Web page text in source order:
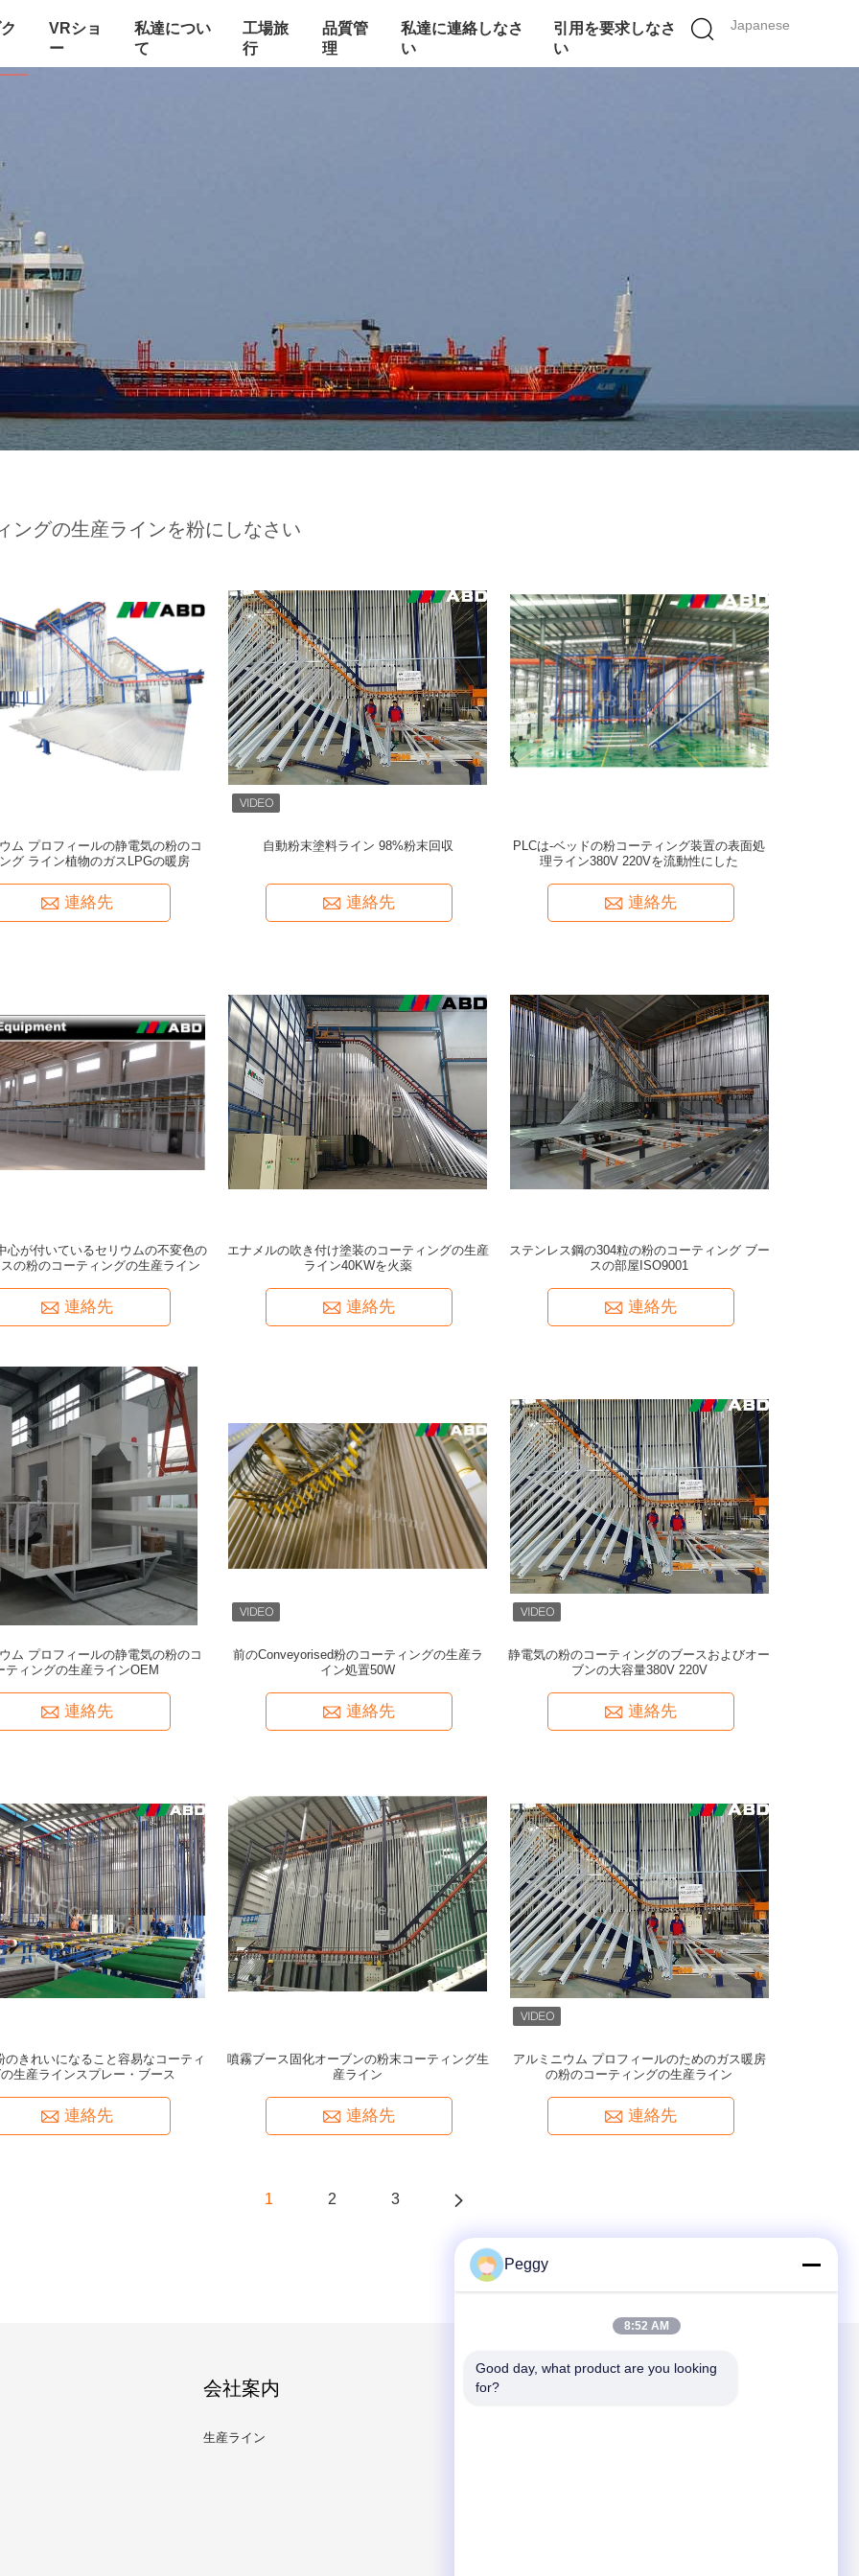
Japanese
VRショ
ー
私達につい
て
工場旅
行
品質管
理
私達に連絡しなさ
い
引用を要求しなさ
い
ングの生産ラインを粉にしなさい
ム プロフィールの静電気の粉のコ
グ ライン植物のガスLPGの暖房
連絡先
自動粉末塗料ライン 98%粉末回収
連絡先
PLCは-ベッドの粉コーティング装置の表面処
理ライン380V 220Vを流動性にした
連絡先
心が付いているセリウムの不変色の
の粉のコーティングの生産ライン
連絡先
エナメルの吹き付け塗装のコーティングの生産
ライン40KWを火薬
連絡先
ステンレス鋼の304粒の粉のコーティング ブー
スの部屋ISO9001
連絡先
ム プロフィールの静電気の粉のコ
ティングの生産ラインOEM
連絡先
前のConveyorised粉のコーティングの生産ラ
イン処置50W
連絡先
静電気の粉のコーティングのブースおよびオー
ブンの大容量380V 220V
連絡先
のきれいになること容易なコーティ
生産ラインスプレー・ブース
連絡先
噴霧ブース固化オーブンの粉末コーティング生
産ライン
連絡先
アルミニウム プロフィールのためのガス暖房
の粉のコーティングの生産ライン
連絡先
1 2 3
会社案内
生産ライン
メールでお問い合わせ
Peggy
8:52 AM
Good day, what product are you looking
for?